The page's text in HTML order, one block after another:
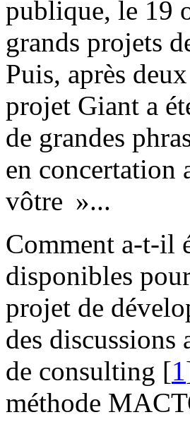
publique, le 19
grands projets
Puis, après
projet Giant a
de grandes
en concertation
vôtre »...
Comment a-t-il
disponibles
projet de
des discussions
de consulting [1
méthode